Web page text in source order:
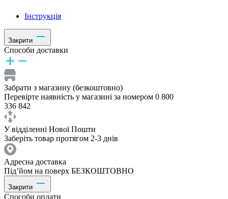
Інструкція
Закрити
Способи доставки
Забрати з магазину (безкоштовно)
Перевірте наявність у магазині за номером 0 800
336 842
У відділенні Нової Пошти
Заберіть товар протягом 2-3 днів
Адресна доставка
Під’йом на поверх БЕЗКОШТОВНО
Закрити
Способи оплати